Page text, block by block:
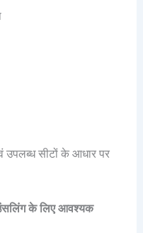
उपलब्ध सीटों के आधार पर
के लिए आवश्यक